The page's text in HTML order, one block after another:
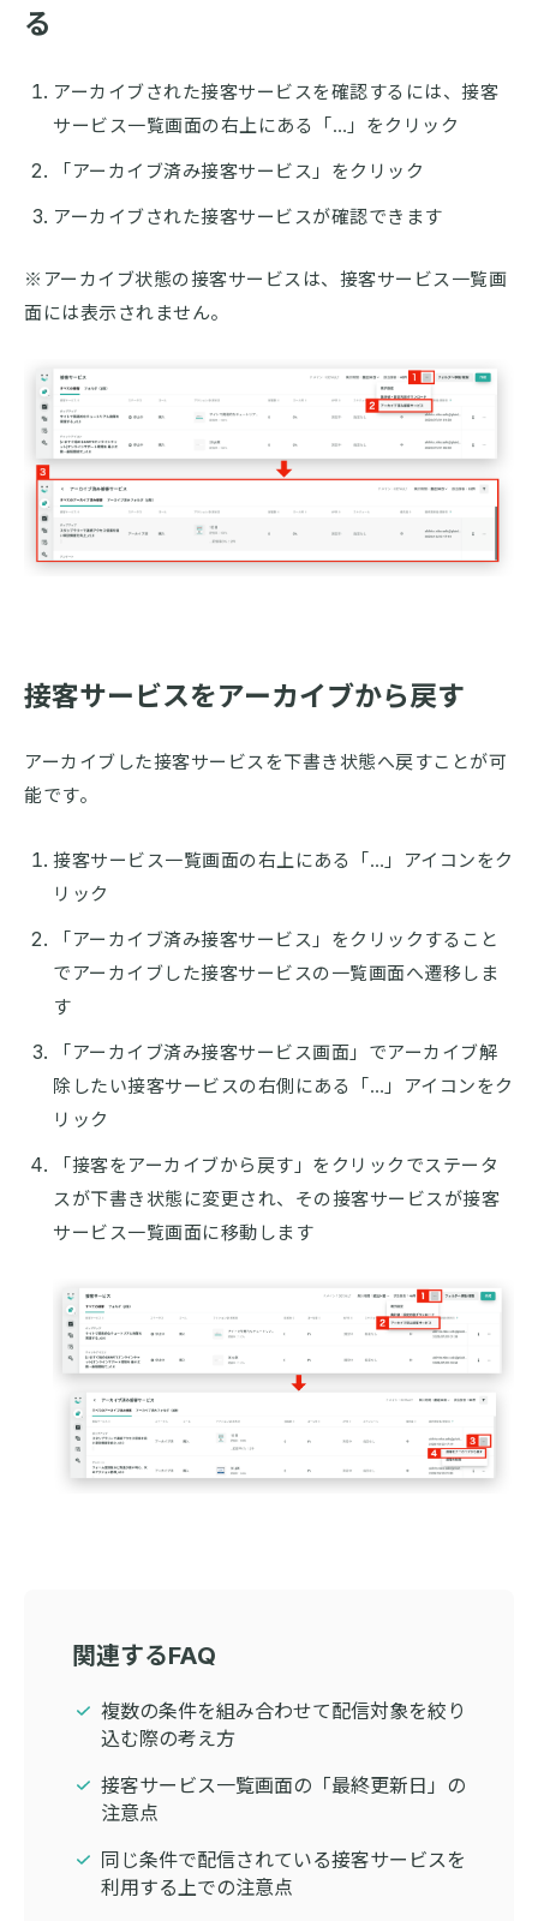
る
アーカイブされた接客サービスを確認するには、接客
サービス一覧画面の右上にある「…」をクリック
「アーカイブ済み接客サービス」をクリック
アーカイブされた接客サービスが確認できます
※アーカイブ状態の接客サービスは、接客サービス一覧画
面には表示されません。
接客サービスをアーカイブから戻す
アーカイブした接客サービスを下書き状態へ戻すことが可
能です。
接客サービス一覧画面の右上にある「…」アイコンをク
リック
「アーカイブ済み接客サービス」をクリックすること
でアーカイブした接客サービスの一覧画面へ遷移しま
す
「アーカイブ済み接客サービス画面」でアーカイブ解
除したい接客サービスの右側にある「…」アイコンをク
リック
「接客をアーカイブから戻す」をクリックでステータ
スが下書き状態に変更され、その接客サービスが接客
サービス一覧画面に移動します
関連するFAQ
複数の条件を組み合わせて配信対象を絞り
込む際の考え方
接客サービス一覧画面の「最終更新日」の
注意点
同じ条件で配信されている接客サービスを
利用する上での注意点